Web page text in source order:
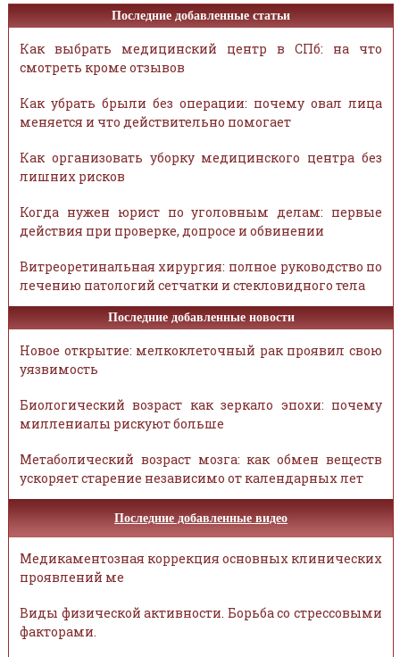
Последние добавленные статьи
Как выбрать медицинский центр в СПб: на что
смотреть кроме отзывов
Как убрать брыли без операции: почему овал лица
меняется и что действительно помогает
Как организовать уборку медицинского центра без
лишних рисков
Когда нужен юрист по уголовным делам: первые
действия при проверке, допросе и обвинении
Витреоретинальная хирургия: полное руководство по
лечению патологий сетчатки и стекловидного тела
Последние добавленные новости
Новое открытие: мелкоклеточный рак проявил свою
уязвимость
Биологический возраст как зеркало эпохи: почему
миллениалы рискуют больше
Метаболический возраст мозга: как обмен веществ
ускоряет старение независимо от календарных лет
Последние добавленные видео
Медикаментозная коррекция основных клинических
проявлений ме
Виды физической активности. Борьба со стрессовыми
факторами.